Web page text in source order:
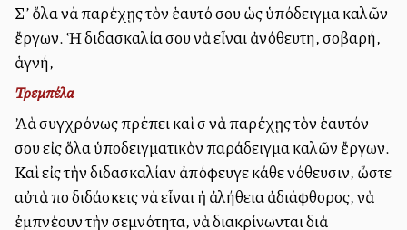
Σ’ ὅλα νὰ παρέχῃς τὸν ἑαυτό σου ὡς ὑπόδειγμα καλῶν
ἔργων. Ἡ διδασκαλία σου νὰ εἶναι ἀνόθευτη, σοβαρή,
ἁγνή,
Τρεμπέλα
Ἀλλὰ συγχρόνως πρέπει καὶ σὺ νὰ παρέχῃς τὸν ἑαυτόν
σου εἰς ὅλα ὑποδειγματικὸν παράδειγμα καλῶν ἔργων.
Καὶ εἰς τὴν διδασκαλίαν ἀπόφευγε κάθε νόθευσιν, ὥστε
αὐτὰ ποὺ διδάσκεις νὰ εἶναι ἡ ἀλήθεια ἀδιάφθορος, νὰ
ἐμπνέουν τὴν σεμνότητα, νὰ διακρίνωνται διὰ